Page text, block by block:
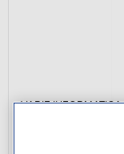
VARIE INFORMATICA
TRUST -
MUTA